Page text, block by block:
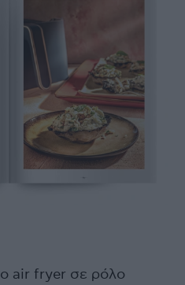
air fryer σε ρόλο